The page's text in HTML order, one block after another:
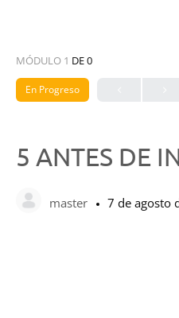
MÓDULO 1 DE 0
En Progreso
5 ANTES DE
master 7 de agosto